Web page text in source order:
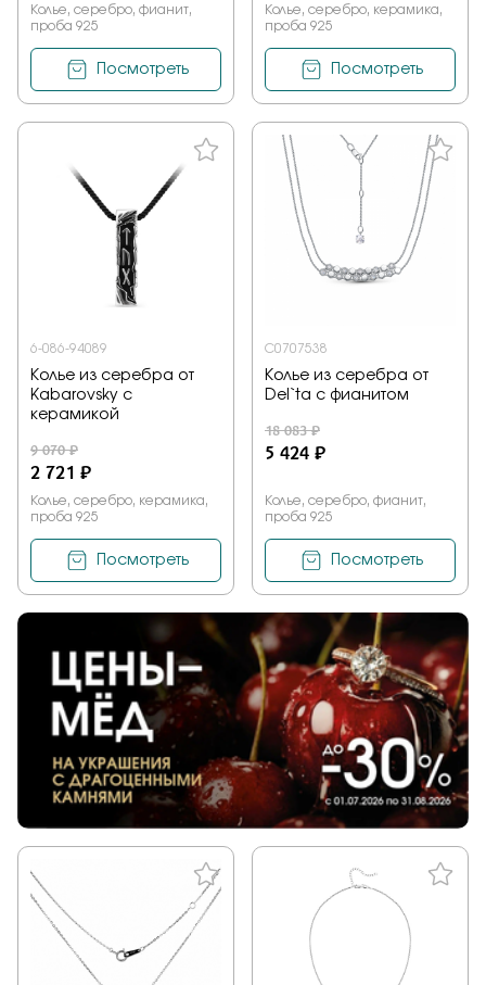
Колье, серебро, фианит,
проба 925
Посмотреть
Колье, серебро, керамика,
проба 925
Посмотреть
6-086-94089
Колье из серебра от
Kabarovsky с
керамикой
9 070 ₽
2 721 ₽
Колье, серебро, керамика,
проба 925
Посмотреть
С0707538
Колье из серебра от
Del`ta с фианитом
18 083 ₽
5 424 ₽
Колье, серебро, фианит,
проба 925
Посмотреть